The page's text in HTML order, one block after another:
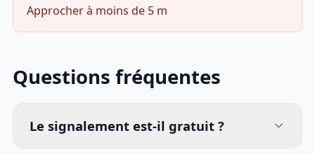
Approcher à moins de 5 m
Questions fréquentes
Le signalement est-il gratuit ?